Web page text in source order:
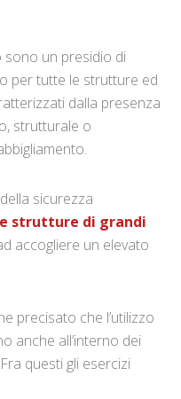
sono un presidio di
per tutte le strutture ed
dalla presenza
strutturale o
sicurezza
strutture di grandi
accogliere un elevato
precisato che l’utilizzo
anche all’interno dei
Fra questi gli esercizi